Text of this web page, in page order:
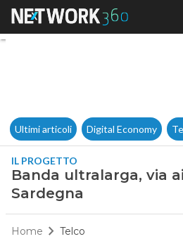
Banda
Ultimi articoli Digital Economy
IL PROGETTO
Banda ultralarga, via
Sardegna
Home Telco